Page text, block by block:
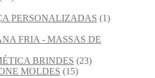
PERSONALIZADAS (1)
FRIA - MASSAS DE
BRINDES (23)
MOLDES (15)